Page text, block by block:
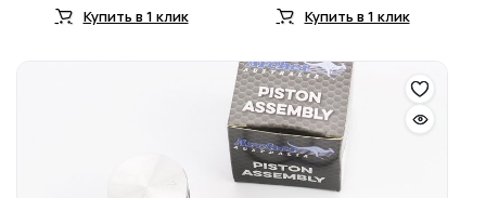
Купить в 1 клик Купить в 1 клик